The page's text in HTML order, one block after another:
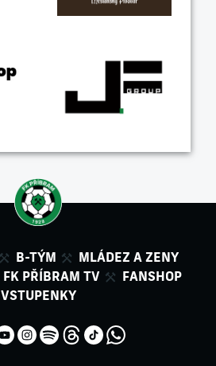
B-TÝM
MLÁDEZ A ZENY
FK PŘÍBRAM TV
FANSHOP
VSTUPENKY